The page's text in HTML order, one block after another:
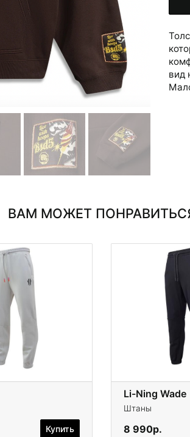
вид
ВАМ МОЖЕТ
Купить
Li-Ning Wade
Штаны
8 990р.